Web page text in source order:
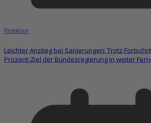
Redaktion
Leichter Anstieg bei Sanierungen: Trotz
Prozent-Ziel der Bundesregierung in weiter